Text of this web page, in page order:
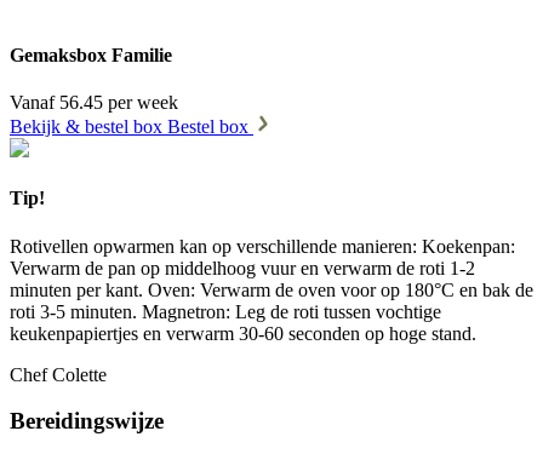
Gemaksbox Familie
Vanaf 56.45 per week
Bekijk & bestel box Bestel box
Tip!
Rotivellen opwarmen kan op verschillende manieren: Koekenpan:
Verwarm de pan op middelhoog vuur en verwarm de roti 1-2
minuten per kant. Oven: Verwarm de oven voor op 180°C en bak de
roti 3-5 minuten. Magnetron: Leg de roti tussen vochtige
keukenpapiertjes en verwarm 30-60 seconden op hoge stand.
Chef Colette
Bereidingswijze